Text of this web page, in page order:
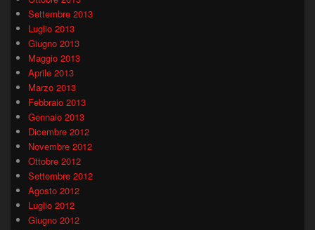
Settembre 2013
Luglio 2013
Giugno 2013
Maggio 2013
Aprile 2013
Marzo 2013
Febbraio 2013
Gennaio 2013
Dicembre 2012
Novembre 2012
Ottobre 2012
Settembre 2012
Agosto 2012
Luglio 2012
Giugno 2012